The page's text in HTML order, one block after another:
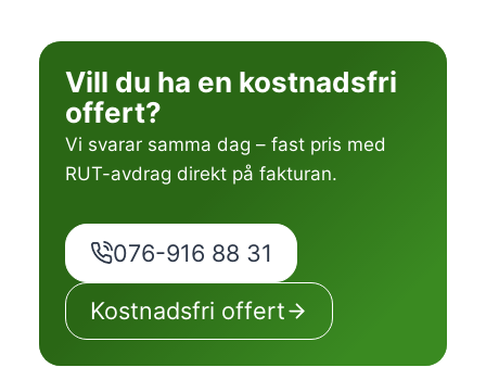
Vill du ha en kostnadsfri
offert?
Vi svarar samma dag – fast pris med
RUT-avdrag direkt på fakturan.
076-916 88 31
Kostnadsfri offert